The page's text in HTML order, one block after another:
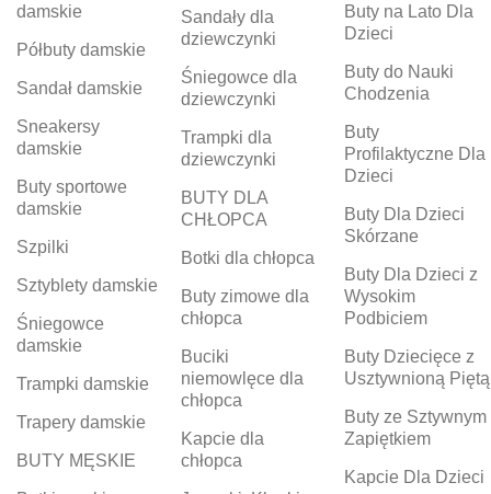
damskie
Półbuty damskie
Sandał damskie
Sneakersy
damskie
Buty sportowe
damskie
Szpilki
Sztyblety damskie
Śniegowce
damskie
Trampki damskie
Trapery damskie
BUTY MĘSKIE
Sandały dla
dziewczynki
Śniegowce dla
dziewczynki
Trampki dla
dziewczynki
BUTY DLA
CHŁOPCA
Botki dla chłopca
Buty zimowe dla
chłopca
Buciki
niemowlęce dla
chłopca
Kapcie dla
chłopca
Buty na Lato Dla
Dzieci
Buty do Nauki
Chodzenia
Buty
Profilaktyczne Dla
Dzieci
Buty Dla Dzieci
Skórzane
Buty Dla Dzieci z
Wysokim
Podbiciem
Buty Dziecięce z
Usztywnioną Piętą
Buty ze Sztywnym
Zapiętkiem
Kapcie Dla Dzieci